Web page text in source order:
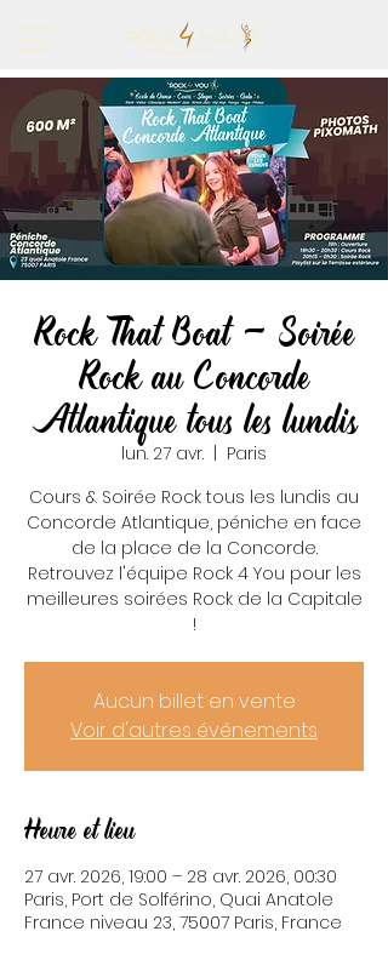
Rock That Boat - Soirée
Rock au Concorde
Atlantique tous les lundis
lun. 27 avr.
Paris
Cours & Soirée Rock tous les lundis au
Concorde Atlantique, péniche en face
de la place de la Concorde.
Retrouvez l'équipe Rock 4 You pour les
meilleures soirées Rock de la Capitale
!
Aucun billet en vente
Voir d'autres événements
Heure et lieu
27 avr. 2026, 19:00 – 28 avr. 2026, 00:30
Paris, Port de Solférino, Quai Anatole
France niveau 23, 75007 Paris, France